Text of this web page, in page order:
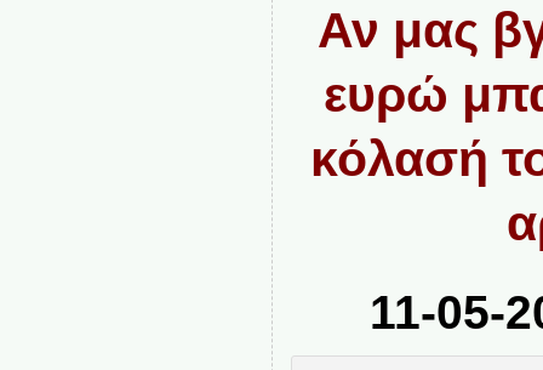
Αν μας
ευρώ
κόλασή
11-05-